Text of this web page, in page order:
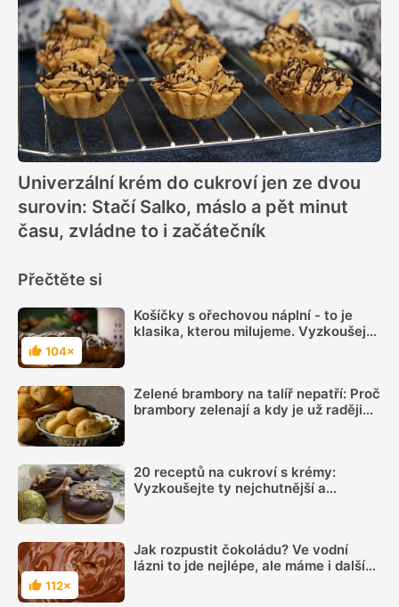
Univerzální krém do cukroví jen ze dvou
surovin: Stačí Salko, máslo a pět minut
času, zvládne to i začátečník
Přečtěte si
Hodnocení
104×
Košíčky s ořechovou náplní - to je
klasika, kterou milujeme. Vyzkoušejte
Zelené brambory na talíř nepatří: Proč
brambory zelenají a kdy je už raději
20 receptů na cukroví s krémy:
Vyzkoušejte ty nejchutnější a
Hodnocení
112×
Jak rozpustit čokoládu? Ve vodní
lázni to jde nejlépe, ale máme i další